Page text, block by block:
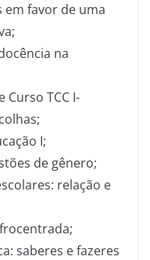
em favor de uma
na
Curso TCC I-
I;
de gênero;
relação e
saberes e fazeres